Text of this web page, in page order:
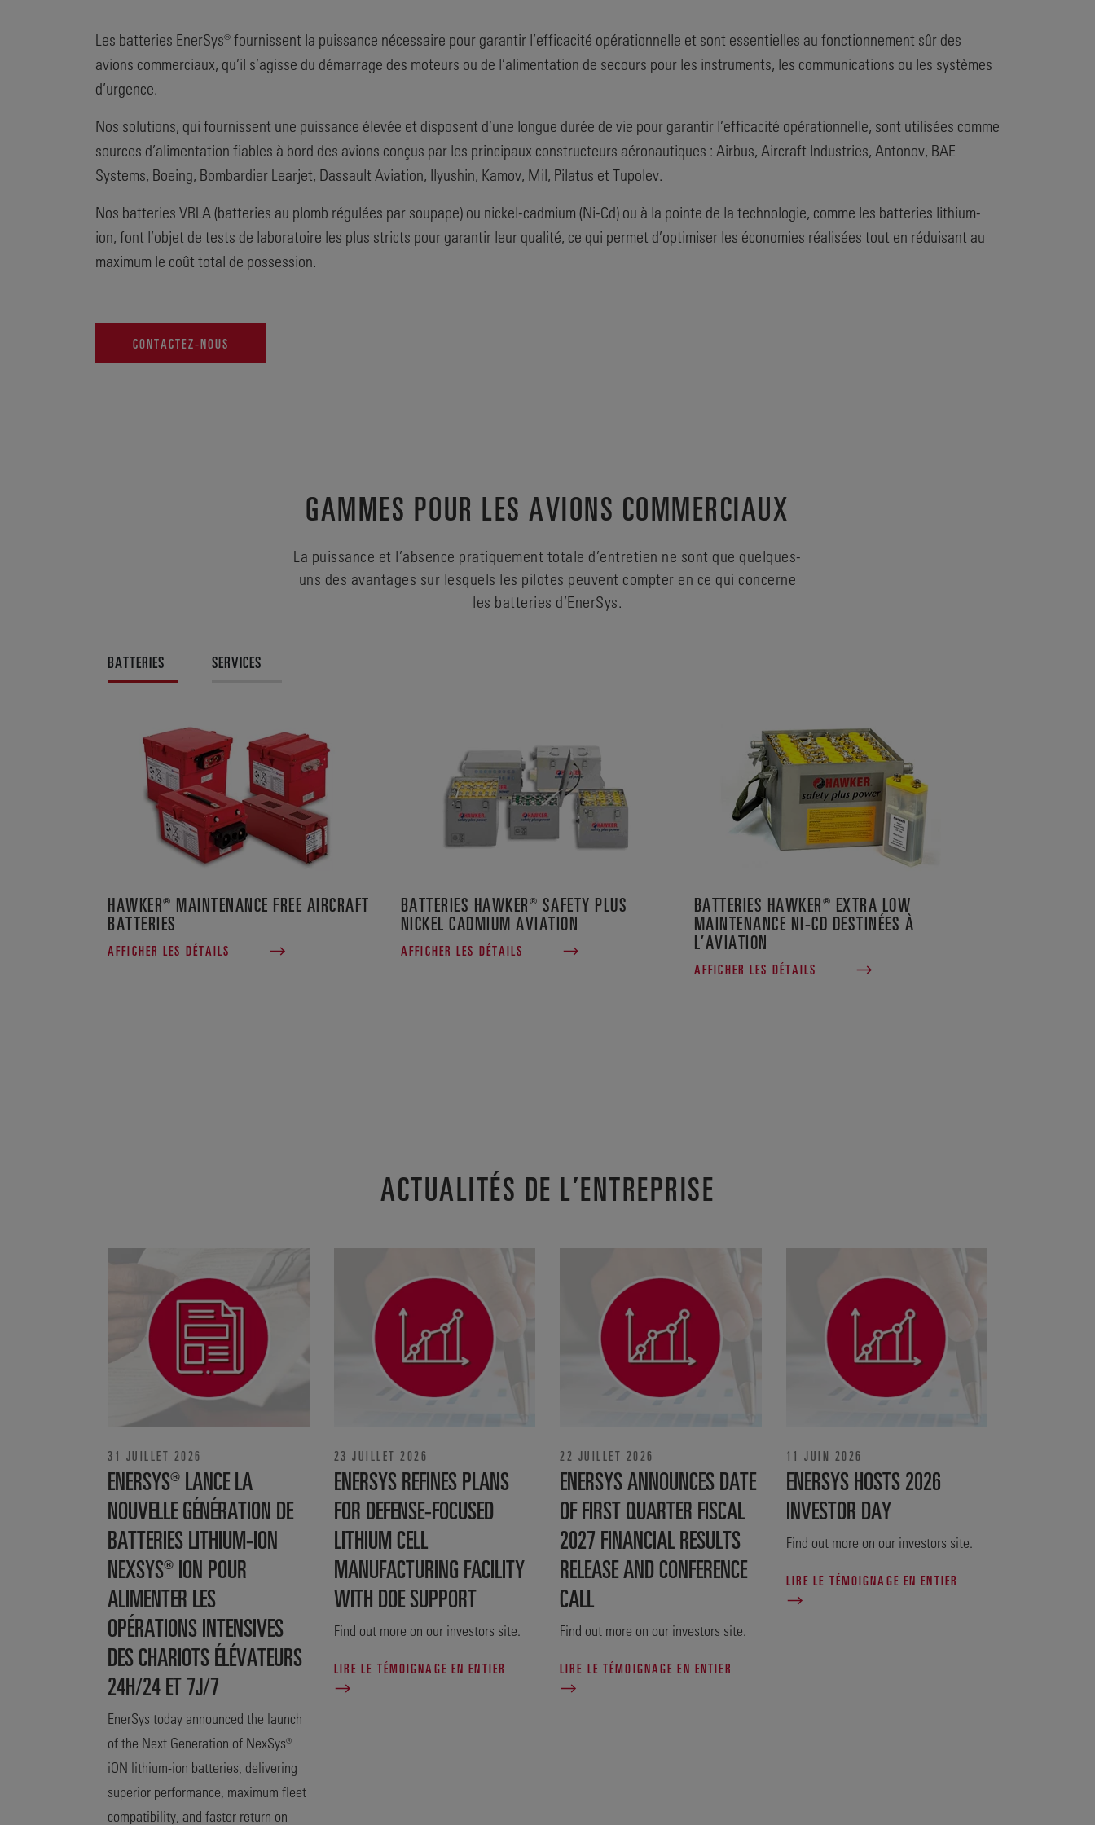
Les batteries EnerSys® fournissent la puissance nécessaire pour garantir l’efficacité opérationnelle et sont essentielles au fonctionnement sûr des
avions commerciaux, qu’il s’agisse du démarrage des moteurs ou de l’alimentation de secours pour les instruments, les communications ou les systèmes
d’urgence.
Nos solutions, qui fournissent une puissance élevée et disposent d’une longue durée de vie pour garantir l’efficacité opérationnelle, sont utilisées comme
sources d’alimentation fiables à bord des avions conçus par les principaux constructeurs aéronautiques : Airbus, Aircraft Industries, Antonov, BAE
Systems, Boeing, Bombardier Learjet, Dassault Aviation, Ilyushin, Kamov, Mil, Pilatus et Tupolev.
Nos batteries VRLA (batteries au plomb régulées par soupape) ou nickel-cadmium (Ni-Cd) ou à la pointe de la technologie, comme les batteries lithium-
ion, font l’objet de tests de laboratoire les plus stricts pour garantir leur qualité, ce qui permet d’optimiser les économies réalisées tout en réduisant au
maximum le coût total de possession.
CONTACTEZ-NOUS
GAMMES POUR LES AVIONS COMMERCIAUX
La puissance et l’absence pratiquement totale d’entretien ne sont que quelques-
uns des avantages sur lesquels les pilotes peuvent compter en ce qui concerne
les batteries d’EnerSys.
BATTERIES SERVICES
HAWKER® MAINTENANCE FREE AIRCRAFT
BATTERIES
AFFICHER LES DÉTAILS
BATTERIES HAWKER® SAFETY PLUS
NICKEL CADMIUM AVIATION
AFFICHER LES DÉTAILS
BATTERIES HAWKER® EXTRA LOW
MAINTENANCE NI-CD DESTINÉES À
L’AVIATION
AFFICHER LES DÉTAILS
ACTUALITÉS DE L’ENTREPRISE
31 JUILLET 2026
ENERSYS® LANCE LA
NOUVELLE GÉNÉRATION DE
BATTERIES LITHIUM-ION
NEXSYS® ION POUR
ALIMENTER LES
OPÉRATIONS INTENSIVES
DES CHARIOTS ÉLÉVATEURS
24H/24 ET 7J/7
EnerSys today announced the launch
of the Next Generation of NexSys®
iON lithium-ion batteries, delivering
superior performance, maximum fleet
compatibility, and faster return on
23 JUILLET 2026
ENERSYS REFINES PLANS
FOR DEFENSE‑FOCUSED
LITHIUM CELL
MANUFACTURING FACILITY
WITH DOE SUPPORT
Find out more on our investors site.
LIRE LE TÉMOIGNAGE EN ENTIER
22 JUILLET 2026
ENERSYS ANNOUNCES DATE
OF FIRST QUARTER FISCAL
2027 FINANCIAL RESULTS
RELEASE AND CONFERENCE
CALL
Find out more on our investors site.
LIRE LE TÉMOIGNAGE EN ENTIER
11 JUIN 2026
ENERSYS HOSTS 2026
INVESTOR DAY
Find out more on our investors site.
LIRE LE TÉMOIGNAGE EN ENTIER